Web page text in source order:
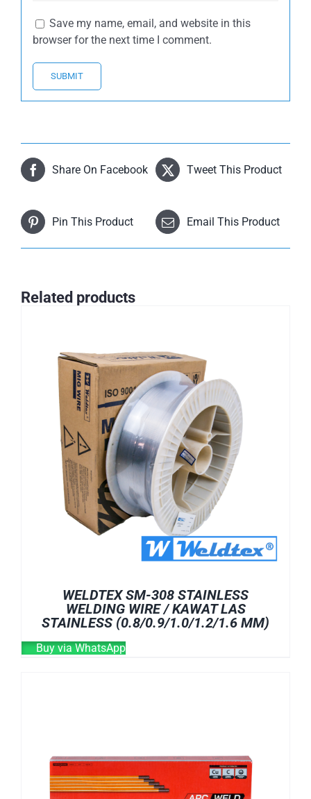
Save my name, email, and website in this
browser for the next time I comment.
Share On Facebook Tweet This Product
Pin This Product Email This Product
Related products
WELDTEX SM-308 STAINLESS
WELDING WIRE / KAWAT LAS
STAINLESS (0.8/0.9/1.0/1.2/1.6 MM)
Buy via WhatsApp